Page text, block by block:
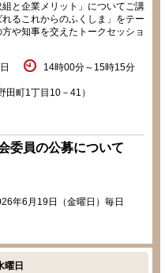
と企業メリット」についてご講
るこれからのふくしま」をテー
や知事を交えたトークセッショ
14時00分～15時15分
町1丁目10－41）
委員の公募について
年6月19日（金曜日）毎日
曜日